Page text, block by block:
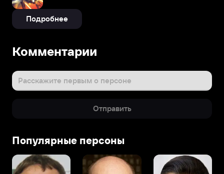
Подробнее
Комментарии
Расскажите первым о персоне
Отправить
Популярные персоны